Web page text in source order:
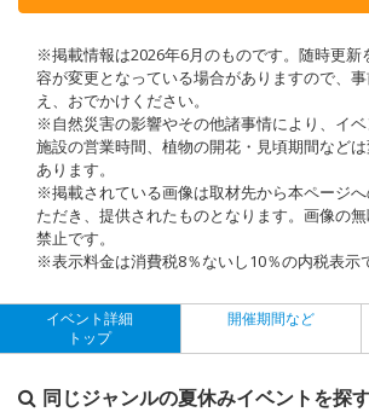
※掲載情報は2026年6月のものです。随時更新
容が変更となっている場合がありますので、
え、おでかけください。
※自然災害の影響やその他諸事情により、イベ
施設の営業時間、植物の開花・見頃期間など
あります。
※掲載されている画像は取材先から本ページ
ただき、提供されたものとなります。画像の
禁止です。
※表示料金は消費税8％ないし10％の内税表示
イベント詳細
トップ
開催期間など
同じジャンルの夏休みイベントを探